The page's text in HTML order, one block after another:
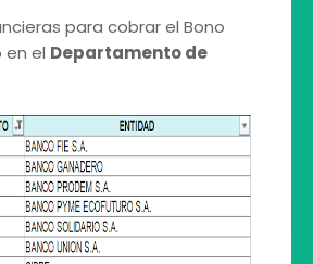
para cobrar el Bono
en el Departamento de